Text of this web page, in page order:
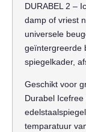
DURABEL 2 –
damp of vriest
universele
geïntergreerde
spiegelkader,
Geschikt voor
Durabel
temparatuur